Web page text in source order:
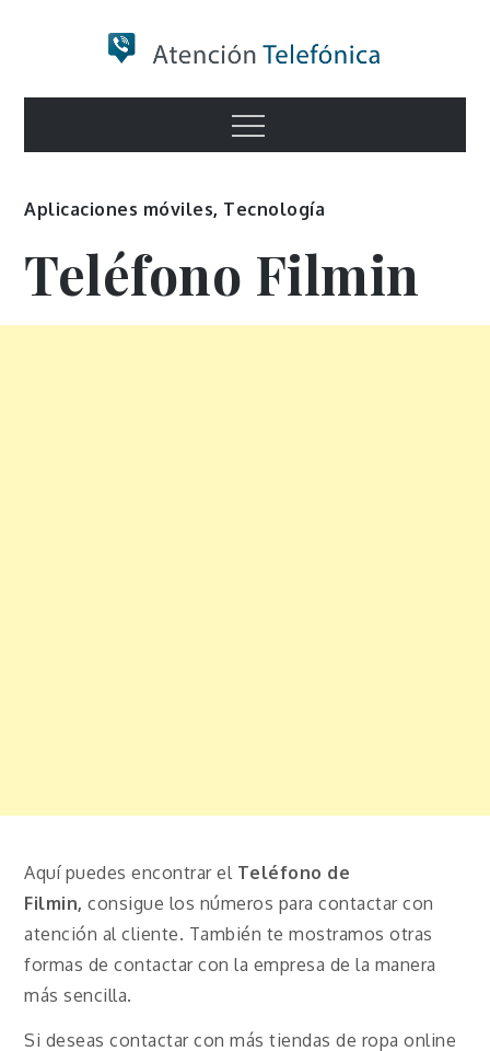
Numero de
Información
Menu
Aplicaciones móviles, Tecnología
Teléfono Filmin
Aquí puedes encontrar el Teléfono de
Filmin,consigue los números para contactar con
atención al cliente. También te mostramos otras
formas de contactar con la empresa de la manera
más sencilla.
Si deseas contactar con más tiendas de ropa online